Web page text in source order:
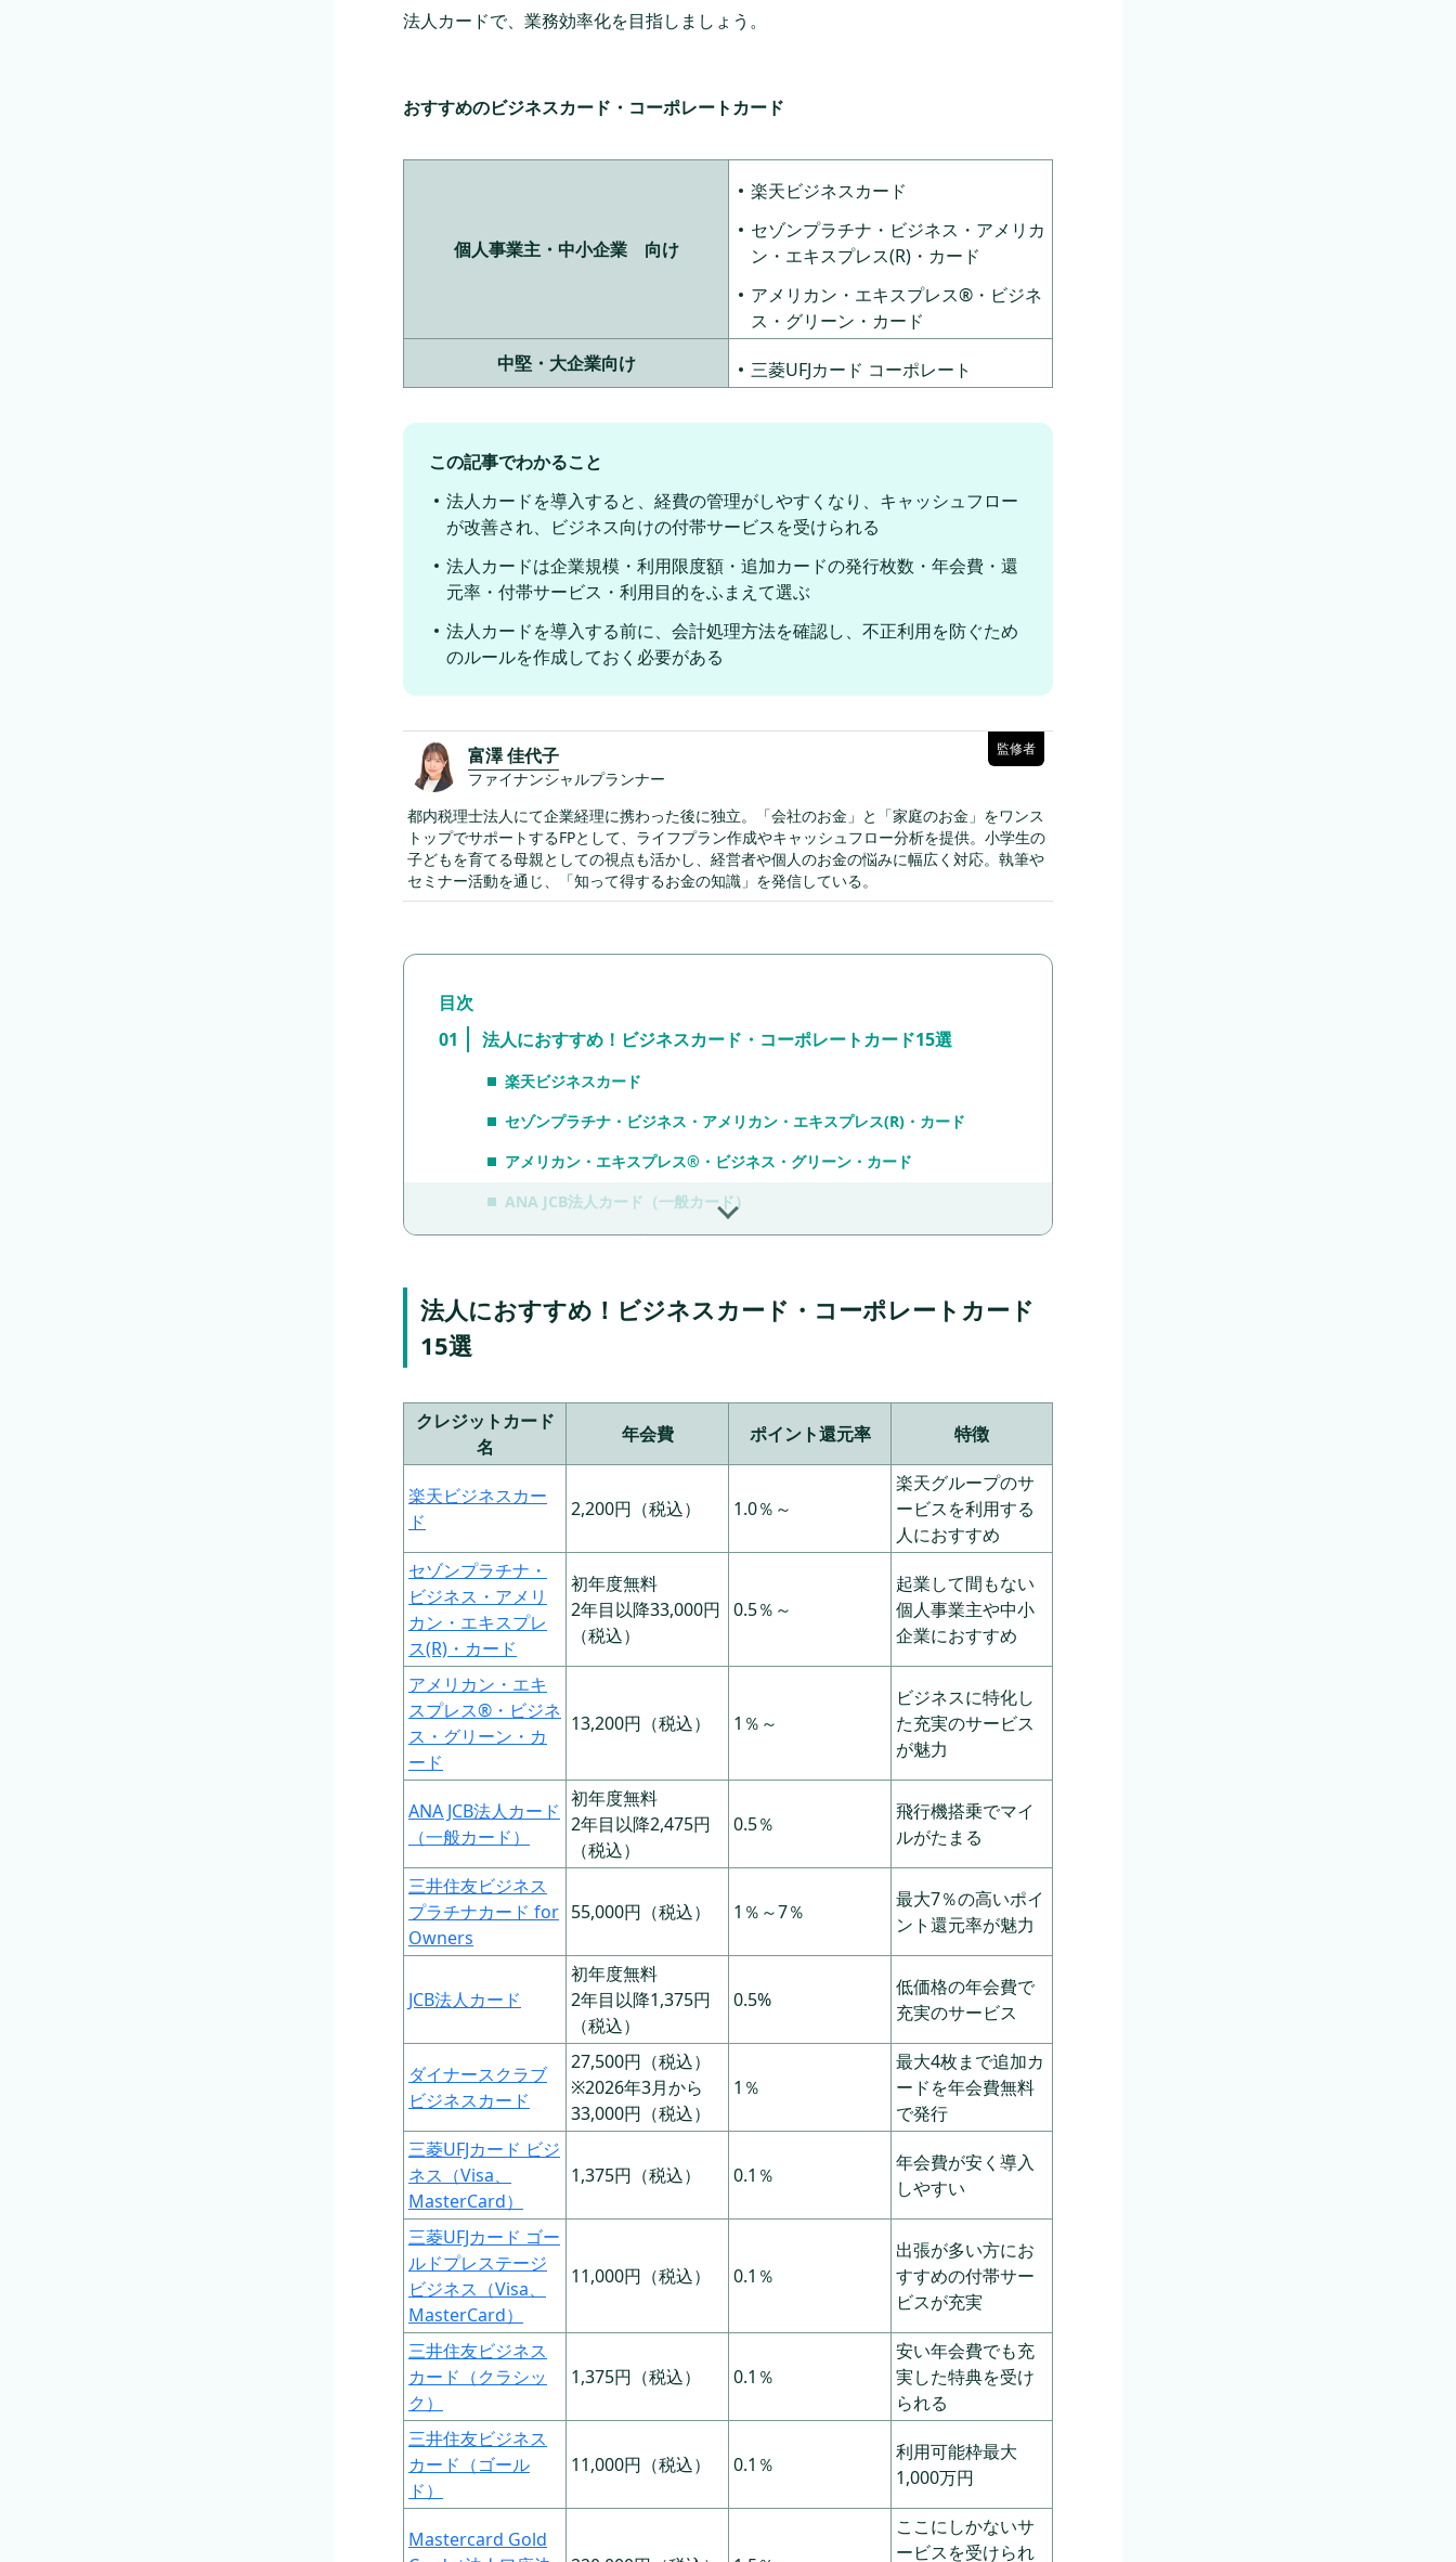
法人カードで、業務効率化を目指しましょう。
おすすめのビジネスカード・コーポレートカード
個人事業主・中小企業 向け
楽天ビジネスカード
セゾンプラチナ・ビジネス・アメリカ
ン・エキスプレス(R)・カード
アメリカン・エキスプレス®・ビジネ
ス・グリーン・カード
中堅・大企業向け
三菱UFJカード コーポレート
この記事でわかること
法人カードを導入すると、経費の管理がしやすくなり、キャッシュフロー
が改善され、ビジネス向けの付帯サービスを受けられる
法人カードは企業規模・利用限度額・追加カードの発行枚数・年会費・還
元率・付帯サービス・利用目的をふまえて選ぶ
法人カードを導入する前に、会計処理方法を確認し、不正利用を防ぐため
のルールを作成しておく必要がある
富澤 佳代子
ファイナンシャルプランナー
都内税理士法人にて企業経理に携わった後に独立。「会社のお金」と「家庭のお金」をワンス
トップでサポートするFPとして、ライフプラン作成やキャッシュフロー分析を提供。小学生の
子どもを育てる母親としての視点も活かし、経営者や個人のお金の悩みに幅広く対応。執筆や
セミナー活動を通じ、「知って得するお金の知識」を発信している。
監修者
法人におすすめ！ビジネスカード・コーポレートカード15選
楽天ビジネスカード
セゾンプラチナ・ビジネス・アメリカン・エキスプレス(R)・カード
アメリカン・エキスプレス®・ビジネス・グリーン・カード
ANA JCB法人カード（一般カード）
三井住友ビジネスプラチナカード for Owners
ダイナースクラブ ビジネスカード
三菱UFJカード ゴールドプレステージ ビジネス（Visa、MasterCard）
三井住友ビジネスカード（クラシック）
Mastercard Gold Card（法人口座決済用）
リーガロイヤルクラシックVISA法人カード
ニューオータニクラブ VISAカード ビジネスカード
JCBビジネスプラス法人カード 一般カード
法人カード導入で得られる4つのメリット
経費の管理がしやすくなる
キャッシュフローが改善される
個人カードに比べて利用限度額が高い
ポイントや特典などのサービスを受けられる
知っておきたい法人カードの種類とグレード
法人カードのグレード
法人カードと個人向けクレジットカードの違い
審査対象が異なる
利用限度額が異なる
利用できるサービスが異なる
法人カードの注意点・デメリット
審査が厳しい傾向がある
社員で使いまわせない
支払方法に制限がある
年会費がかかる
法人カードを選ぶ7つのポイント
企業の規模で選ぶ
利用限度額（利用可能枠）で選ぶ
発行可能枚数で選ぶ
法人におすすめ！ビジネスカード・コーポレートカード
15選
クレジットカード
名
年会費 ポイント還元率 特徴
楽天ビジネスカー
ド
2,200円（税込） 1.0％～
楽天グループのサ
ービスを利用する
人におすすめ
セゾンプラチナ・
ビジネス・アメリ
カン・エキスプレ
ス(R)・カード
初年度無料
2年目以降33,000円
（税込）
0.5％～
起業して間もない
個人事業主や中小
企業におすすめ
アメリカン・エキ
スプレス®・ビジネ
ス・グリーン・カ
ード
13,200円（税込） 1％～
ビジネスに特化し
た充実のサービス
が魅力
ANA JCB法人カード
（一般カード）
初年度無料
2年目以降2,475円
（税込）
0.5％
飛行機搭乗でマイ
ルがたまる
三井住友ビジネス
プラチナカード for
Owners
55,000円（税込） 1％～7％
最大7％の高いポイ
ント還元率が魅力
JCB法人カード
初年度無料
2年目以降1,375円
（税込）
0.5%
低価格の年会費で
充実のサービス
ダイナースクラブ
ビジネスカード
27,500円（税込）
※2026年3月から
33,000円（税込）
1％
最大4枚まで追加カ
ードを年会費無料
で発行
三菱UFJカード ビジ
ネス（Visa、
MasterCard）
1,375円（税込） 0.1％
年会費が安く導入
しやすい
三菱UFJカード ゴー
ルドプレステージ
ビジネス（Visa、
MasterCard）
11,000円（税込） 0.1％
出張が多い方にお
すすめの付帯サー
ビスが充実
三井住友ビジネス
カード（クラシッ
ク）
1,375円（税込） 0.1％
安い年会費でも充
実した特典を受け
られる
三井住友ビジネス
カード（ゴール
ド）
11,000円（税込） 0.1％
利用可能枠最大
1,000万円
Mastercard Gold
ここにしかないサ
ービスを受けられ